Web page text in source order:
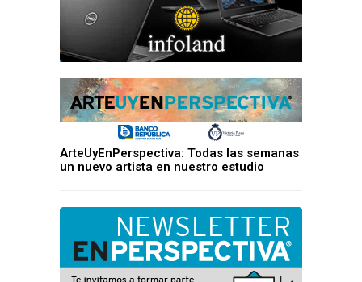
ArteUyEnPerspectiva: Todas las semanas
un nuevo artista en nuestro estudio